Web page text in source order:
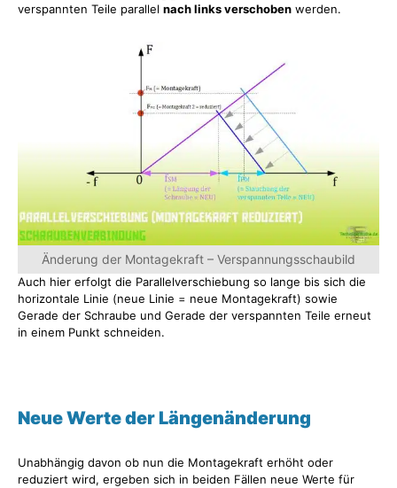
verspannten Teile parallel nach links verschoben werden.
Änderung der Montagekraft – Verspannungsschaubild
Auch hier erfolgt die Parallelverschiebung so lange bis sich die
horizontale Linie (neue Linie = neue Montagekraft) sowie
Gerade der Schraube und Gerade der verspannten Teile erneut
in einem Punkt schneiden.
Neue Werte der Längenänderung
Unabhängig davon ob nun die Montagekraft erhöht oder
reduziert wird, ergeben sich in beiden Fällen neue Werte für